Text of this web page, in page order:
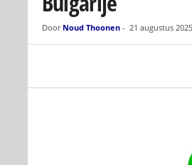
Door Noud Thoonen- 21 augustus 2025